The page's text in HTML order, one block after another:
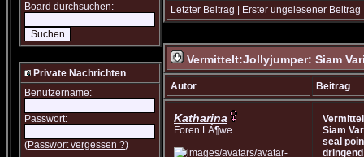
Board durchsuchen:
Private Nachrichten
Benutzername:
Passwort:
(Passwort vergessen ?)
Letzter Beitrag
Erster ungelesener Beitrag
Vermittelt:Jollyjumper: Siam
Autor Beitrag
Katharina
Foren LÃ¶we
Siam
seal
dringend